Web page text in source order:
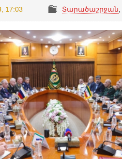
17:03 Տարածաշրջան